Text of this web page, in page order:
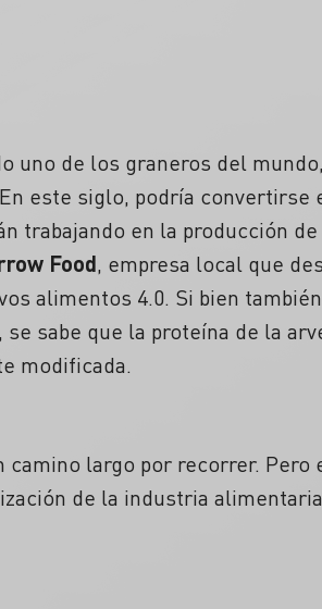
uno de los graneros del
este siglo, podría convertirse
trabajando en la producción
Food, empresa local que
alimentos 4.0. Si bien
sabe que la proteína de la
modificada.
camino largo por recorrer.
de la industria